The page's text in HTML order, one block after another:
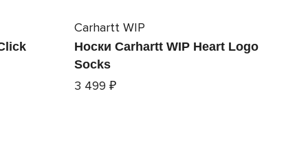
Carhartt WIP
Носки Carhartt WIP Heart Logo
Socks
3 499 ₽